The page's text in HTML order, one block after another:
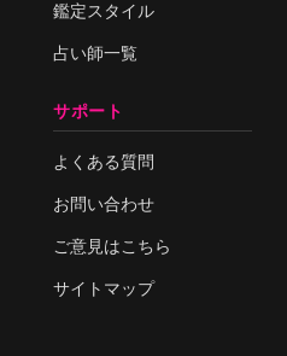
鑑定スタイル
占い師一覧
サポート
よくある質問
お問い合わせ
ご意見はこちら
サイトマップ